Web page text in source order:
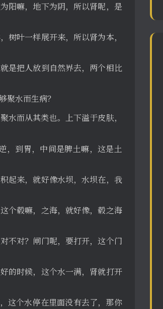
阳嘛，地下为阴，所以肾呢，是
树叶一样展开来，所以肾为本，
是把人放到自然界去，两个相比
聚水而生病？
水而从其类也。上下溢于皮肤，
，到胃，中间是脾土嘛，这是土
起来，就好像水坝，水坝在，我
个毂嘛，之海，就好像，毂之海
不对？闸门呢，要打开，这个门
的时候，这个水一满，肾就打开
这个水停在里面没有去了，那你